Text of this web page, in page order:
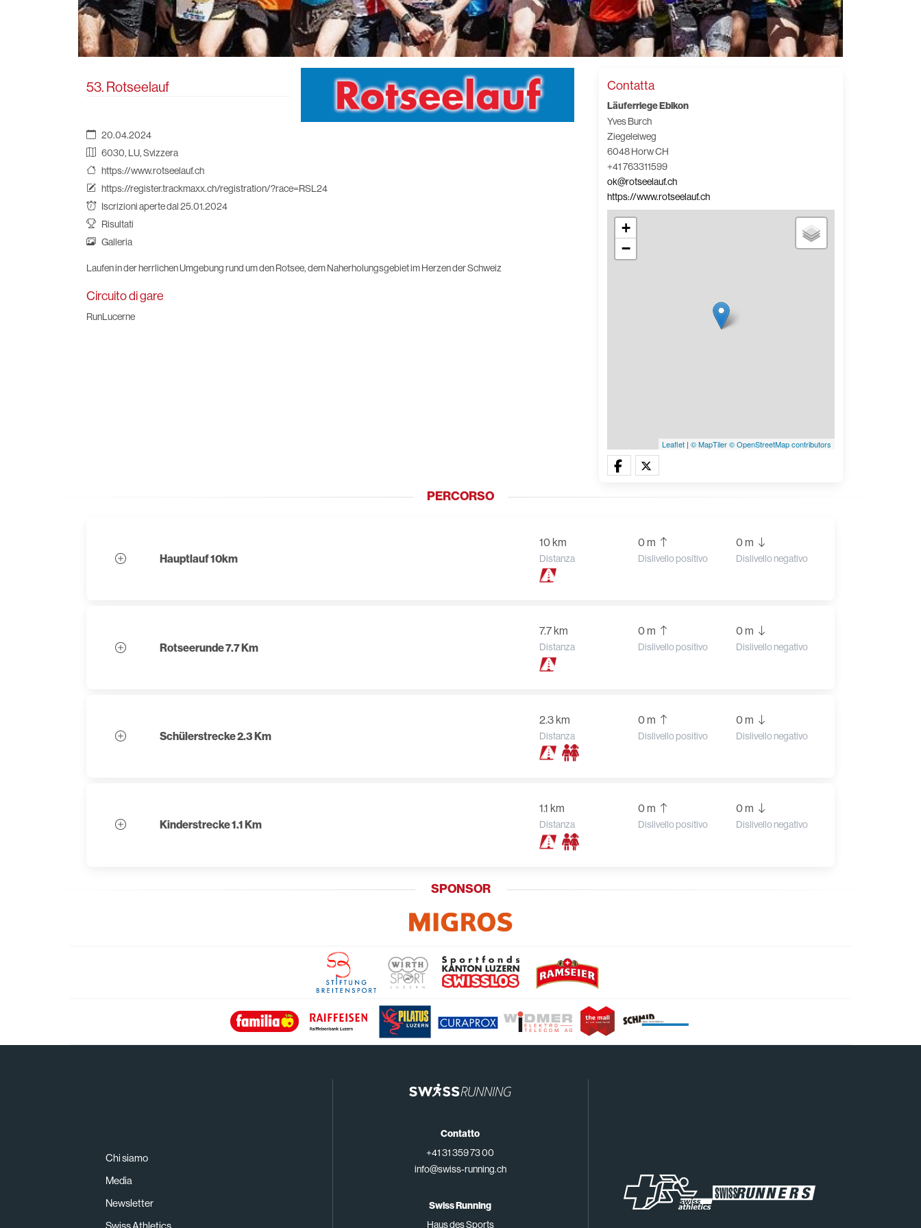
53. Rotseelauf
20.04.2024
6030, LU, Svizzera
https://www.rotseelauf.ch
https://register.trackmaxx.ch/registration/?race=RSL24
Iscrizioni aperte dal 25.01.2024
Risultati
Galleria
Laufen in der herrlichen Umgebung rund um den Rotsee, dem Naherholungsgebiet im Herzen der Schweiz
Circuito di gare
RunLucerne
Contatta
Läuferriege Ebikon
Yves Burch
Ziegeleiweg
6048 Horw CH
+41 763311599
ok@rotseelauf.ch
https://www.rotseelauf.ch
+
−
Leaflet | © MapTiler© OpenStreetMap contributors
PERCORSO
Hauptlauf 10km
10 km
Distanza
0 m
Dislivello positivo
0 m
Dislivello negativo
Rotseerunde 7.7 Km
7.7 km
Distanza
0 m
Dislivello positivo
0 m
Dislivello negativo
Schülerstrecke 2.3 Km
2.3 km
Distanza
0 m
Dislivello positivo
0 m
Dislivello negativo
Kinderstrecke 1.1 Km
1.1 km
Distanza
0 m
Dislivello positivo
0 m
Dislivello negativo
SPONSOR
Chi siamo
Media
Newsletter
Contatto
+41 31 359 73 00
info@swiss-running.ch
Swiss Running
Haus des Sports